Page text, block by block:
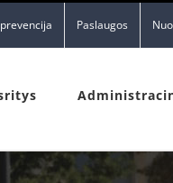
Paslaugos